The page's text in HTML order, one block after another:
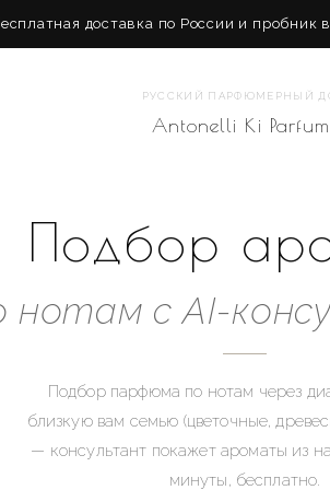
доставка по России и пробник
РУССКИЙ ПАРФЮМЕРНЫЙ
Antonelli Ki
Подбор
нотам с AI-
Подбор парфюма по нотам через
близкую вам семью (цветочные,
— консультант покажет ароматы из
минуты, бесплатно.